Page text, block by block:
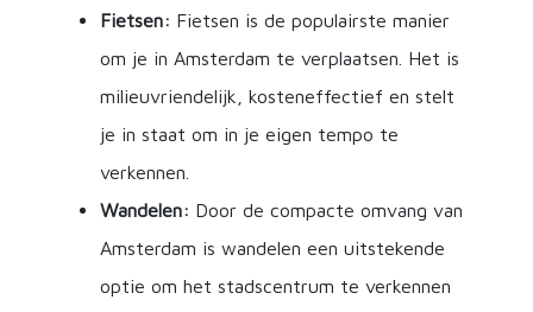
Fietsen: Fietsen is de populairste manier
om je in Amsterdam te verplaatsen. Het is
milieuvriendelijk, kosteneffectief en stelt
je in staat om in je eigen tempo te
verkennen.
Wandelen: Door de compacte omvang van
Amsterdam is wandelen een uitstekende
optie om het stadscentrum te verkennen